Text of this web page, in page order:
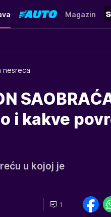
Magazin
nesreca
i kakve
u kojoj je
1